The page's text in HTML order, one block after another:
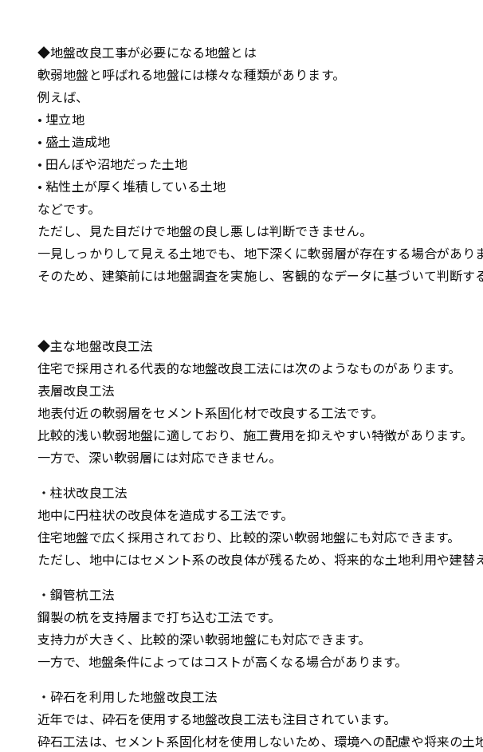
◆地盤改良工事が必要になる地盤とは
軟弱地盤と呼ばれる地盤には様々な種類があります。
例えば、
• 埋立地
• 盛土造成地
• 田んぼや沼地だった土地
• 粘性土が厚く堆積している土地
などです。
ただし、見た目だけで地盤の良し悪しは判断できません。
一見しっかりして見える土地でも、地下深くに軟弱層が存在する場合がありま
そのため、建築前には地盤調査を実施し、客観的なデータに基づいて判断す
◆主な地盤改良工法
住宅で採用される代表的な地盤改良工法には次のようなものがあります。
表層改良工法
地表付近の軟弱層をセメント系固化材で改良する工法です。
比較的浅い軟弱地盤に適しており、施工費用を抑えやすい特徴があります。
一方で、深い軟弱層には対応できません。
・柱状改良工法
地中に円柱状の改良体を造成する工法です。
住宅地盤で広く採用されており、比較的深い軟弱地盤にも対応できます。
ただし、地中にはセメント系の改良体が残るため、将来的な土地利用や建替
・鋼管杭工法
鋼製の杭を支持層まで打ち込む工法です。
支持力が大きく、比較的深い軟弱地盤にも対応できます。
一方で、地盤条件によってはコストが高くなる場合があります。
・砕石を利用した地盤改良工法
近年では、砕石を使用する地盤改良工法も注目されています。
砕石工法は、セメント系固化材を使用しないため、環境への配慮や将来の